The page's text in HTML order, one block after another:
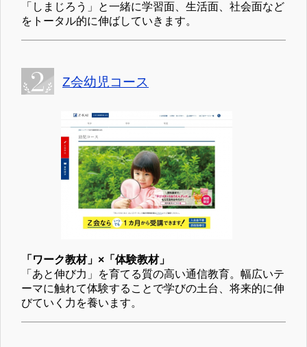
「しまじろう」と一緒に学習面、生活面、社会面など
をトータル的に伸ばしていきます。
Z会幼児コース
「ワーク教材」×「体験教材」
「あと伸び力」を育てる質の高い通信教育。幅広いテ
ーマに触れて体験することで学びの土台、将来的に伸
びていく力を養います。